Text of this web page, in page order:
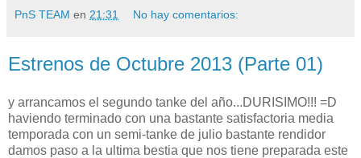
PnS TEAM en 21:31 No hay comentarios:
Estrenos de Octubre 2013 (Parte 01)
y arrancamos el segundo tanke del año...DURISIMO!!! =D
haviendo terminado con una bastante satisfactoria media
temporada con un semi-tanke de julio bastante rendidor
damos paso a la ultima bestia que nos tiene preparada este